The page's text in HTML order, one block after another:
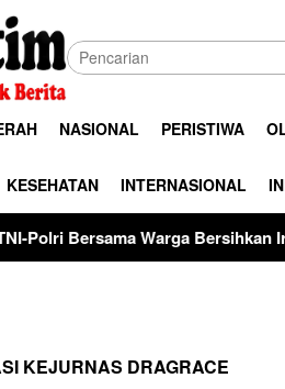
NASIONAL PERISTIWA
KESEHATAN INTERNASIONAL
Warga Bersihkan Irigasi di
KEJURNAS DRAGRACE